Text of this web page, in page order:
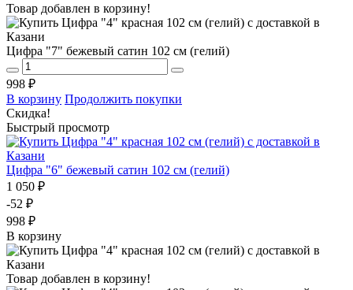
Товар добавлен в корзину!
Цифра "7" бежевый сатин 102 см (гелий)
998 ₽
В корзину Продолжить покупки
Скидка!
Быстрый просмотр
Цифра "6" бежевый сатин 102 см (гелий)
1 050 ₽
-52 ₽
998 ₽
В корзину
Товар добавлен в корзину!